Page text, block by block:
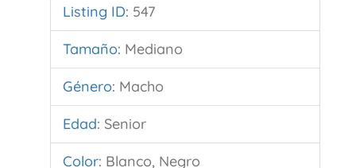
Listing ID: 547
Tamaño: Mediano
Género: Macho
Edad: Senior
Color: Blanco, Negro